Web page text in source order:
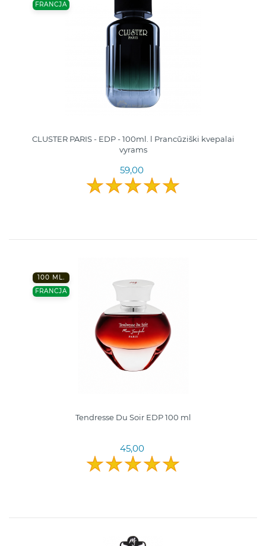
FRANCJA
CLUSTER PARIS - EDP - 100ml. l Pranсūziški kvepalai
vyrams
59,00
100 ML.
FRANCJA
Tendresse Du Soir EDP 100 ml
45,00